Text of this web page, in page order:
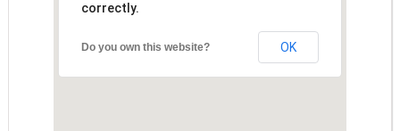
correctly.
Do you own this website? OK